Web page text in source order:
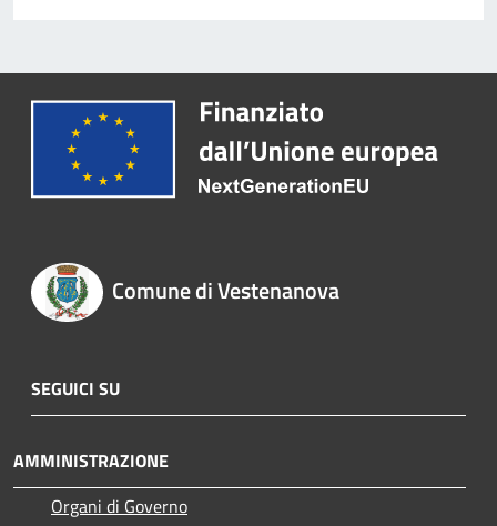
Comune di Vestenanova
SEGUICI SU
AMMINISTRAZIONE
Organi di Governo